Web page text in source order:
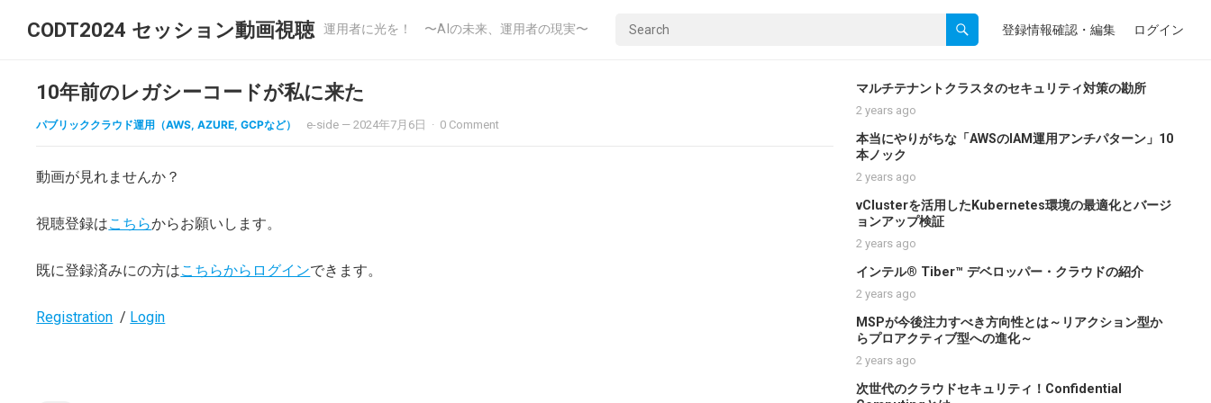
CODT2024 セッション動画視聴 運用者に光を！ 〜AIの未来、運用者の現実〜 登録情報確認・編集 ログイン
10年前のレガシーコードが私に来た
パブリッククラウド運用（AWS, AZURE, GCPなど） e-side —2024年7月6日 · 0 Comment
動画が見れませんか？
視聴登録はこちらからお願いします。
既に登録済みにの方はこちらからログインできます。
Registration / Login
マルチテナントクラスタのセキュリティ対策の勘所
2 years ago
本当にやりがちな「AWSのIAM運用アンチパターン」10
本ノック
2 years ago
vClusterを活用したKubernetes環境の最適化とバージ
ョンアップ検証
2 years ago
インテル® Tiber™ デベロッパー・クラウドの紹介
2 years ago
MSPが今後注力すべき方向性とは～リアクション型か
らプロアクティブ型への進化～
2 years ago
次世代のクラウドセキュリティ！Confidential